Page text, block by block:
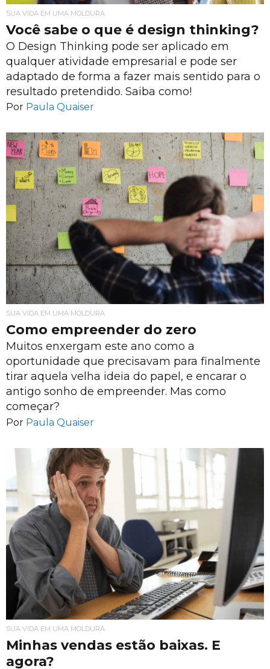
SUA VIDA EM UMA MOLDURA
Você sabe o que é design thinking?
O Design Thinking pode ser aplicado em
qualquer atividade empresarial e pode ser
adaptado de forma a fazer mais sentido para o
resultado pretendido. Saiba como!
Por Paula Quaiser
SUA VIDA EM UMA MOLDURA
Como empreender do zero
Muitos enxergam este ano como a
oportunidade que precisavam para finalmente
tirar aquela velha ideia do papel, e encarar o
antigo sonho de empreender. Mas como
começar?
Por Paula Quaiser
SUA VIDA EM UMA MOLDURA
Minhas vendas estão baixas. E
agora?